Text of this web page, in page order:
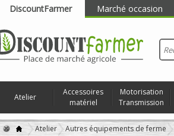
DiscountFarmer Marché occasion
Atelier
Accessoires
matériel
Motorisation
Transmission
Atelier Autres équipements de ferme